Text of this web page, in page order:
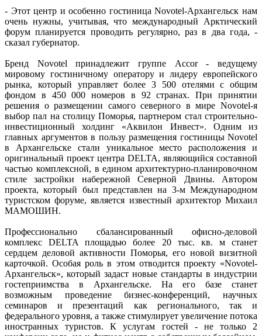
- Этот центр и особенно гостиница Novotel-Архангельск нам
очень нужны, учитывая, что международный Арктический
форум планируется проводить регулярно, раз в два года, -
сказал губернатор.
Бренд Novotel принадлежит группе Accor - ведущему
мировому гостиничному оператору и лидеру европейского
рынка, который управляет более 3 500 отелями с общим
фондом в 450 000 номеров в 92 странах. При принятии
решения о размещении самого северного в мире Novotel-я
выбор пал на столицу Поморья, партнером стал строительно-
инвестиционный холдинг «Аквилон Инвест». Одним из
главных аргументов в пользу размещения гостиницы Novotel
в Архангельске стали уникальное место расположения и
оригинальный проект центра DELTA, являющийся составной
частью комплексной, в едином архитектурно-планировочном
стиле застройки набережной Северной Двины. Автором
проекта, который был представлен на 3-м Международном
туристском форуме, является известный архитектор Михаил
МАМОШИН.
Профессионально сбалансированный офисно-деловой
комплекс DELTA площадью более 20 тыс. кв. м станет
сердцем деловой активности Поморья, его новой визитной
карточкой. Особая роль в этом отводится проекту «Novotel-
Архангельск», который задаст новые стандарты в индустрии
гостеприимства в Архангельске. На его базе станет
возможным проведение бизнес-конференций, научных
семинаров и презентаций как регионального, так и
федерального уровня, а также стимулирует увеличение потока
иностранных туристов. К услугам гостей - не только 2